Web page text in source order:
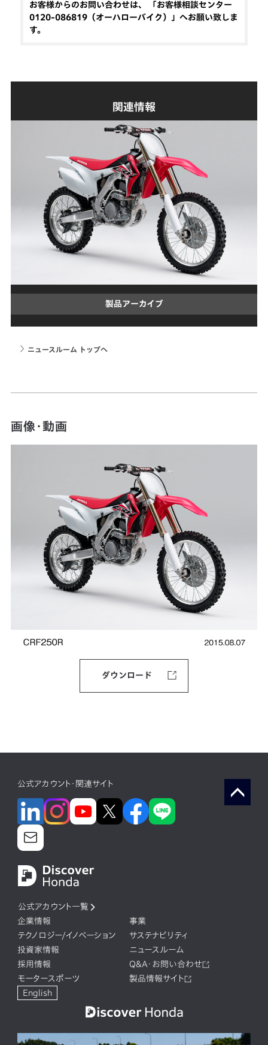
お客様からのお問い合わせは、 「お客様相談センター
0120-086819（オーハローバイク）」へお願い致しま
す。
関連情報
製品アーカイブ
ニュースルーム トップへ
画像・動画
ダウンロード
公式アカウント・関連サイト
公式アカウント一覧
企業情報
事業
テクノロジー/イノベーション
サステナビリティ
投資家情報
ニュースルーム
採用情報
Q&A・お問い合わせ
モータースポーツ
製品情報サイト
English